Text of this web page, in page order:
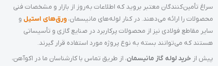
سراغ تأمین‌کنندگان معتبر بروید که اطلاعات به‌روز از بازار و مشخصات فنی
محصولات را ارائه می‌دهند. در کنار لوله‌های مانیسمان، ورق‌های استیل و
سایر مقاطع فولادی نیز از محصولات پرکاربرد در صنایع گازی و تأسیساتی
هستند که می‌توانند بسته به نوع پروژه مورد استفاده قرار گیرند.
پیش از خرید لوله گاز مانیسمان، از طریق تماس با کارشناسان ما در اکوآهن،